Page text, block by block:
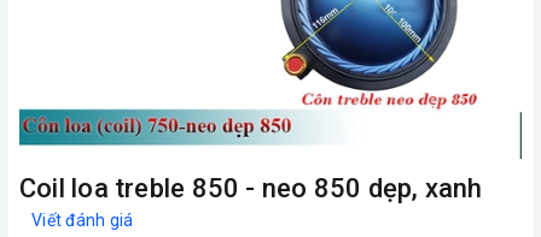
Coil loa treble 850 - neo 850 dẹp, xanh
Viết đánh giá